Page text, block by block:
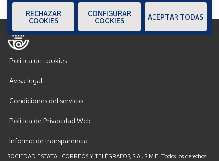
Política de cookies
Aviso legal
Condiciones del servicio
Política de Privacidad Web
Informe de transparencia
SOCIEDAD ESTATAL CORREOS Y TELÉGRAFOS, S.A., S.M.E. Todos los derechos
RECHAZAR
COOKIES
CONFIGURAR
COOKIES
ACEPTAR TODAS